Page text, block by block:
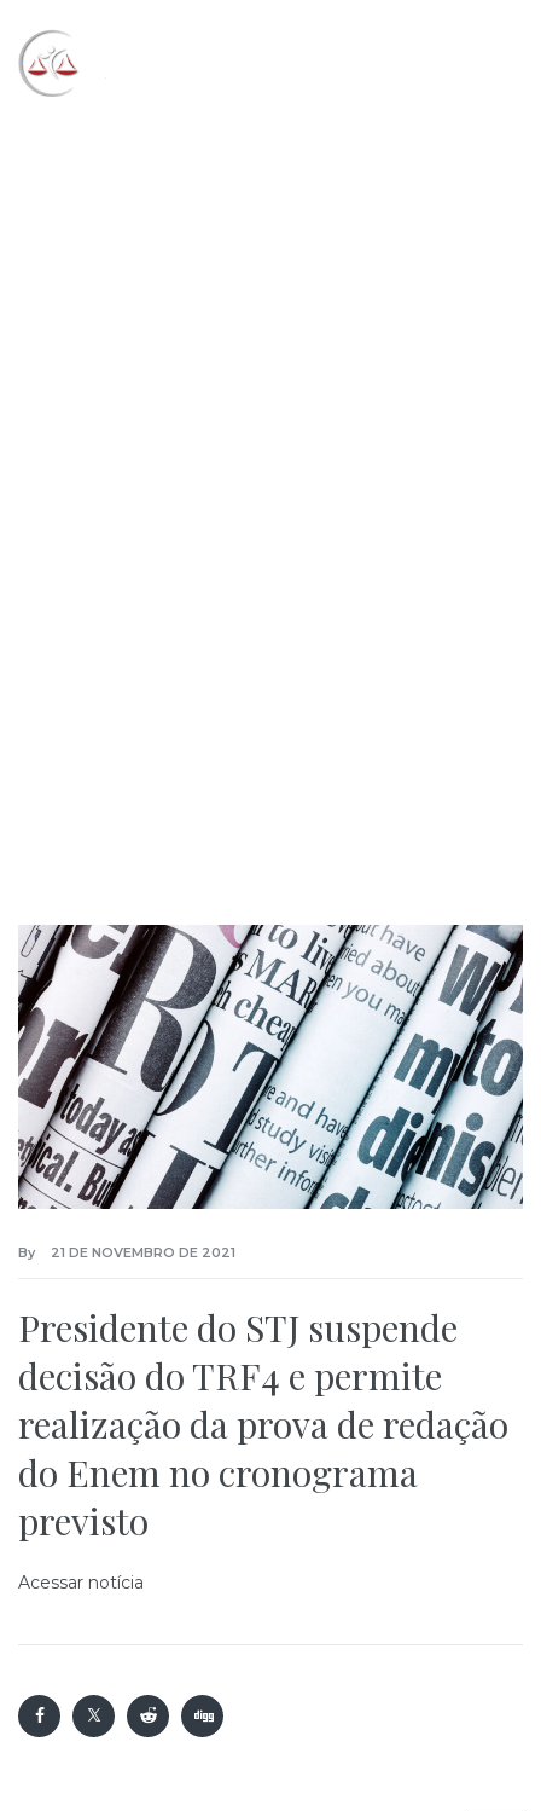
By 21 DE NOVEMBRO DE 2021
Presidente do STJ suspende
decisão do TRF4 e permite
realização da prova de redação
do Enem no cronograma
previsto
Acessar notícia